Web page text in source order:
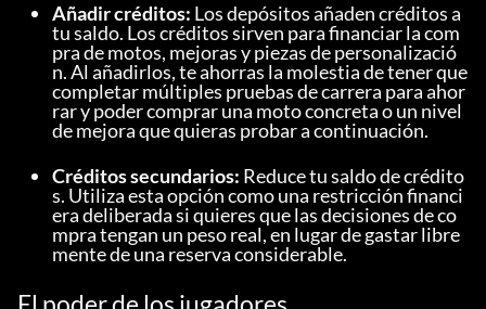
Añadir créditos: Los depósitos añaden créditos a
tu saldo. Los créditos sirven para financiar la com
pra de motos, mejoras y piezas de personalizació
n. Al añadirlos, te ahorras la molestia de tener que
completar múltiples pruebas de carrera para ahor
rar y poder comprar una moto concreta o un nivel
de mejora que quieras probar a continuación.
Créditos secundarios: Reduce tu saldo de crédito
s. Utiliza esta opción como una restricción financi
era deliberada si quieres que las decisiones de co
mpra tengan un peso real, en lugar de gastar libre
mente de una reserva considerable.